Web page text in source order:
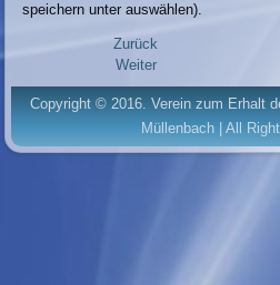
speichern unter auswählen).
Zurück
Weiter
Copyright © 2016. Verein zum Erhalt
Müllenbach | All